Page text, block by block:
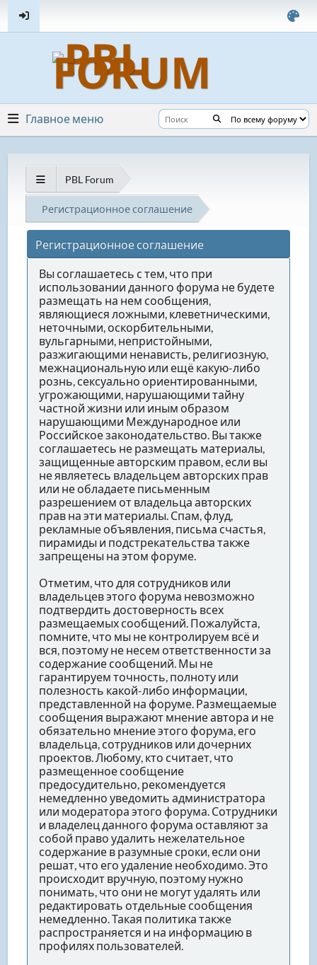
Главное меню
PBL Forum
Регистрационное соглашение
Регистрационное соглашение
Вы соглашаетесь с тем, что при
использовании данного форума не будете
размещать на нем сообщения,
являющиеся ложными, клеветническими,
неточными, оскорбительными,
вульгарными, непристойными,
разжигающими ненависть, религиозную,
межнациональную или ещё какую-либо
рознь, сексуально ориентированными,
угрожающими, нарушающими тайну
частной жизни или иным образом
нарушающими Международное или
Российское законодательство. Вы также
соглашаетесь не размещать материалы,
защищенные авторским правом, если вы
не являетесь владельцем авторских прав
или не обладаете письменным
разрешением от владельца авторских
прав на эти материалы. Спам, флуд,
рекламные объявления, письма счастья,
пирамиды и подстрекательства также
запрещены на этом форуме.
Отметим, что для сотрудников или
владельцев этого форума невозможно
подтвердить достоверность всех
размещаемых сообщений. Пожалуйста,
помните, что мы не контролируем всё и
вся, поэтому не несем ответственности за
содержание сообщений. Мы не
гарантируем точность, полноту или
полезность какой-либо информации,
представленной на форуме. Размещаемые
сообщения выражают мнение автора и не
обязательно мнение этого форума, его
владельца, сотрудников или дочерних
проектов. Любому, кто считает, что
размещенное сообщение
предосудительно, рекомендуется
немедленно уведомить администратора
или модератора этого форума. Сотрудники
и владелец данного форума оставляют за
собой право удалить нежелательное
содержание в разумные сроки, если они
решат, что его удаление необходимо. Это
происходит вручную, поэтому нужно
понимать, что они не могут удалять или
редактировать отдельные сообщения
немедленно. Такая политика также
распространяется и на информацию в
профилях пользователей.